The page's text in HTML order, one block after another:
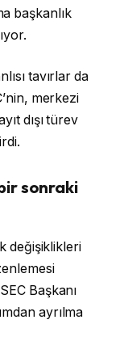
başkanlık
tavırlar da
merkezi
dışı türev
sonraki
değişiklikleri
Başkanı
ayrılma